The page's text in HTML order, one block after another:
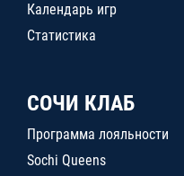
Календарь игр
Статистика
СОЧИ КЛАБ
Программа лояльности
Sochi Queens